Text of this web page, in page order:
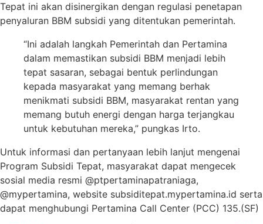
Tepat ini akan disinergikan dengan regulasi penetapan
penyaluran BBM subsidi yang ditentukan pemerintah.
“Ini adalah langkah Pemerintah dan Pertamina
dalam memastikan subsidi BBM menjadi lebih
tepat sasaran, sebagai bentuk perlindungan
kepada masyarakat yang memang berhak
menikmati subsidi BBM, masyarakat rentan yang
memang butuh energi dengan harga terjangkau
untuk kebutuhan mereka,” pungkas Irto.
Untuk informasi dan pertanyaan lebih lanjut mengenai
Program Subsidi Tepat, masyarakat dapat mengecek
sosial media resmi @ptpertaminapatraniaga,
@mypertamina, website subsiditepat.mypertamina.id serta
dapat menghubungi Pertamina Call Center (PCC) 135.(SF)